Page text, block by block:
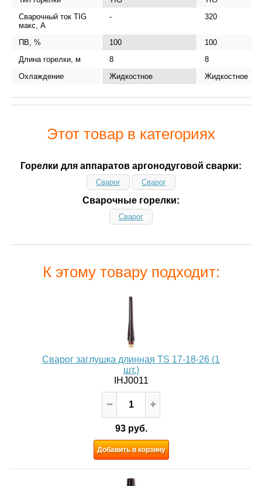
Сварочный ток TIG
макс, А
- 320
ПВ, % 100
100
Длина горелки, м
8
8
Охлаждение
Жидкостное Жидкостное
Этот товар в категориях
Горелки для аппаратов аргонодуговой сварки:
Сварог Сварог
Сварочные горелки:
Сварог
К этому товару подходит:
Сварог заглушка длинная TS 17-18-26 (1
шт.)
IHJ0011
93 руб.
Добавить в корзину